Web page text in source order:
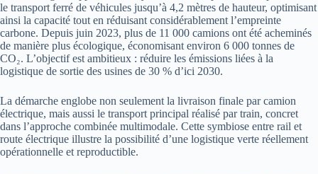
le transport ferré de véhicules jusqu’à 4,2 mètres de hauteur, optimisant
ainsi la capacité tout en réduisant considérablement l’empreinte
carbone. Depuis juin 2023, plus de 11 000 camions ont été acheminés
de manière plus écologique, économisant environ 6 000 tonnes de
CO₂. L’objectif est ambitieux : réduire les émissions liées à la
logistique de sortie des usines de 30 % d’ici 2030.
La démarche englobe non seulement la livraison finale par camion
électrique, mais aussi le transport principal réalisé par train, concret
dans l’approche combinée multimodale. Cette symbiose entre rail et
route électrique illustre la possibilité d’une logistique verte réellement
opérationnelle et reproductible.